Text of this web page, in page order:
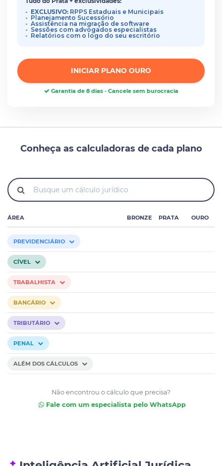
EXCLUSIVO: RPPS Estaduais e Municipais
Planejamento Sucessório
Assistência na migração de software
Sessões com advogados especialistas
Relatórios com o logo do seu escritório
INICIAR PLANO OURO
Garantia de 8 dias - Cancele sem burocracia
Conheça as calculadoras de cada plano
ÁREA BRONZE PRATA OURO
PREVIDENCIÁRIO
CÍVEL
TRABALHISTA
BANCÁRIO
TRIBUTÁRIO
PENAL
ALÉM DOS CÁLCULOS
Não encontrou o cálculo que precisa?
Fale com um especialista pelo WhatsApp